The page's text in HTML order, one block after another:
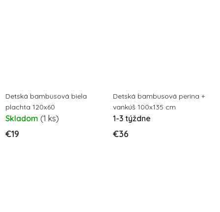
Detská bambusová biela
plachta 120x60
Skladom (1 ks)
€19
Detská bambusová perina +
vankúš 100x135 cm
1-3 týždne
€36